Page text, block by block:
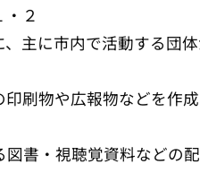
２
に市内で活動する団体
物や広報物などを作成
・視聴覚資料などの配